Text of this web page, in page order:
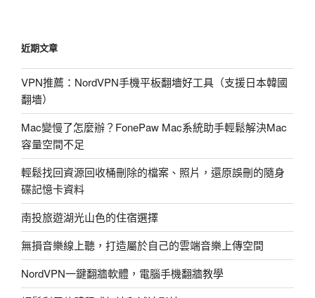
鬆
擁
圖
片
特
效〉
近期文章
VPN推薦：NordVPN手機平板翻墻好工具（支援日本韓國
翻墻）
Mac變慢了怎麼辦？FonePaw Mac系統助手輕鬆解決Mac
容量空間不足
輕鬆找回資源回收桶刪除的檔案、照片，還原誤刪的隨身
碟記憶卡資料
南投旅遊湖光山色的住宿選擇
無損音樂線上聽，打造屬於自己的雲端音樂上傳空間
NordVPN一鍵翻牆軟體，電腦手機翻牆教學